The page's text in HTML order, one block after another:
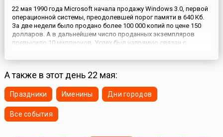
22 мая 1990 года Microsoft начала продажу Windows 3.0, первой
операционной системы, преодолевшей порог памяти в 640 Кб.
За две недели было продано более 100 000 копий по цене 150
долларов. А в дальнейшем число проданных экземпляров
превысило 10 миллионов. Успех был напрямую связан с
системы MS DOS. Windows 3.0 запускалась из нее как обычная
А также в этот день 22 мая:
Праздники Именины Дни городов
Все события